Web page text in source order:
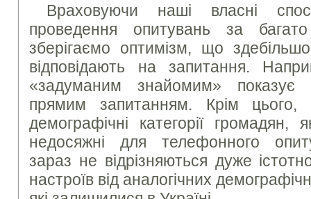
Враховуючи наші власні
проведення опитувань за
зберігаємо оптимізм, що
відповідають на запитання.
«задуманим знайомим» показує
прямим запитанням. Крім
демографічні категорії громадян,
недосяжні для телефонного
зараз не відрізняються дуже
настроїв від аналогічних